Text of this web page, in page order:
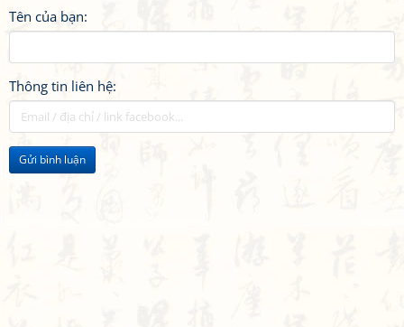
Tên của bạn:
Thông tin liên hệ:
Gửi bình luận